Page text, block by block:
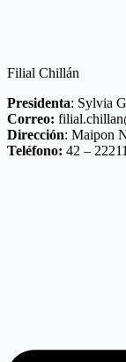
Filial Chillán
Presidenta: Sylvia
Correo:
Dirección: Maipon
Teléfono: 42 –